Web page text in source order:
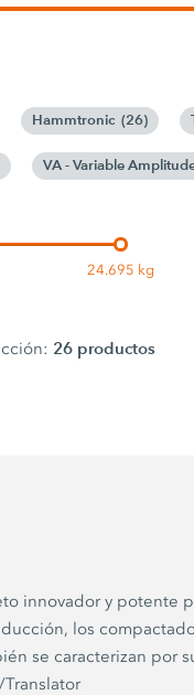
Hammtronic (26)
VA - Variable
24.695 kg
26 productos
innovador y
los
se caracterizan